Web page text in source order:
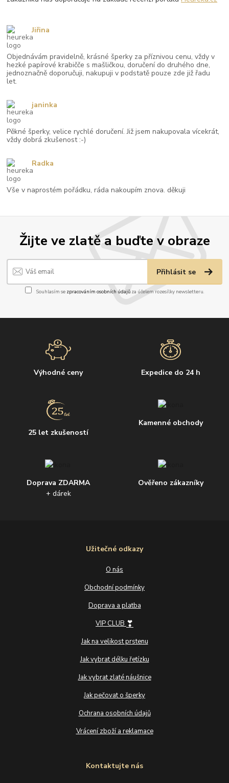
Žijte ve zlatě a buďte v obraze
Přihlásit se
Souhlasím se zpracováním osobních údajůza účelem rozesílky newsletteru.
Výhodné ceny Expedice do 24 h
25 let zkušeností
Kamenné obchody
Doprava ZDARMA
+ dárek
Ověřeno zákazníky
Užitečné odkazy
O nás
Obchodní podmínky
Doprava a platba
VIP CLUB ❣
Jak na velikost prstenu
Jak vybrat délku řetízku
Jak vybrat zlaté náušnice
Jak pečovat o šperky
Ochrana osobních údajů
Vrácení zboží a reklamace
Kontaktujte nás
Objednávám pravidelně, krásné šperky za příznivou cenu, vždy v
hezké papírové krabičče s mašličkou, doručení do druhého dne,
jednoznačně doporučuji, nakupuji v podstatě pouze zde již řadu
let.
Jiřina
Pěkné šperky, velice rychlé doručení. Již jsem nakupovala vícekrát,
vždy dobrá zkušenost :-)
janinka
Vše v naprostém pořádku, ráda nakoupím znova. děkuji
Radka